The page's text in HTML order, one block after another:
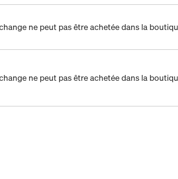
ne peut pas être achetée dans la
ne peut pas être achetée dans la